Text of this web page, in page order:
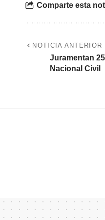
Comparte esta
NOTICIA ANTERIOR
Juramentan
Nacional Civil